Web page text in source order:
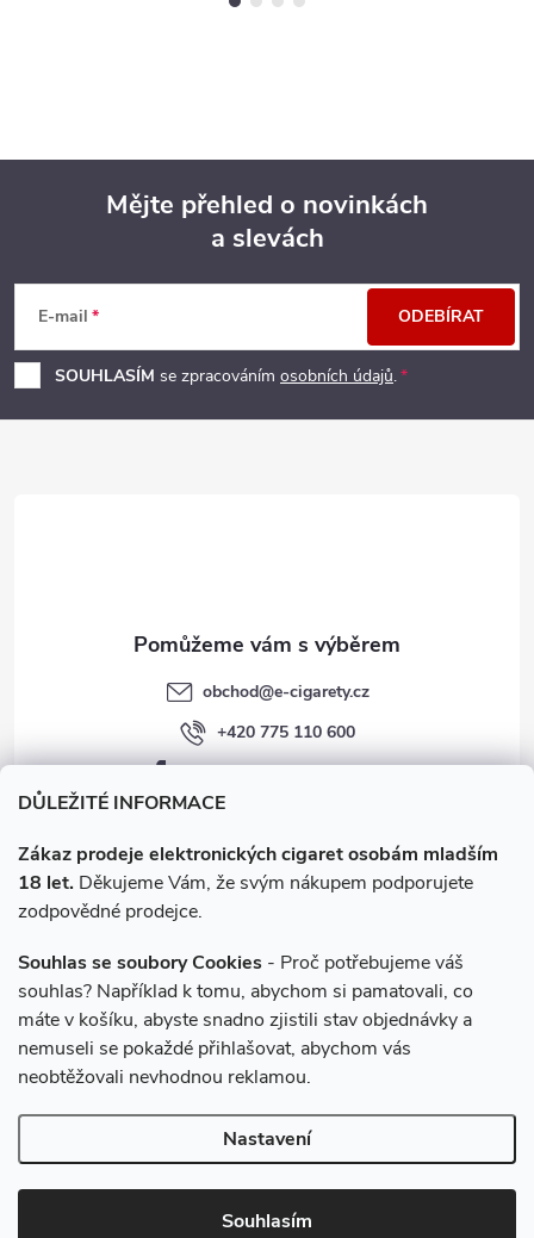
DŮLEŽITÉ INFORMACE
Zákaz prodeje elektronických cigaret osobám mladším
18 let. Děkujeme Vám, že svým nákupem podporujete
zodpovědné prodejce.
Souhlas se soubory Cookies - Proč potřebujeme váš
souhlas? Například k tomu, abychom si pamatovali, co
máte v košíku, abyste snadno zjistili stav objednávky a
nemuseli se pokaždé přihlašovat, abychom vás
neobtěžovali nevhodnou reklamou.
Nastavení
Souhlasím
p
a
Mějte přehled o novinkách
a slevách
E-mail
SOUHLASÍM se zpracováním osobních údajů.
ODEBÍRAT
obchod@e-cigarety.cz
+420 775 110 600
facebook.com/e-cigarety.cz
Instagram
Vytvořil Shoptet
e-cigarety.cz. Všechna práva vyhrazena.
nastavení cookies